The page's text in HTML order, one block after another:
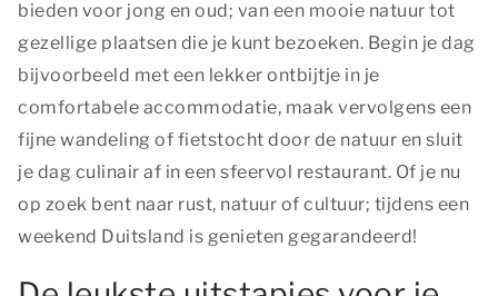
bieden voor jong en oud; van een mooie natuur tot
gezellige plaatsen die je kunt bezoeken. Begin je dag
bijvoorbeeld met een lekker ontbijtje in je
comfortabele accommodatie, maak vervolgens een
fijne wandeling of fietstocht door de natuur en sluit
je dag culinair af in een sfeervol restaurant. Of je nu
op zoek bent naar rust, natuur of cultuur; tijdens een
weekend Duitsland is genieten gegarandeerd!